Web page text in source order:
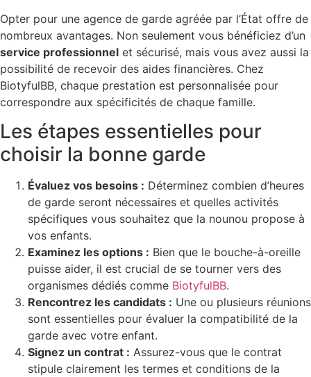
Opter pour une agence de garde agréée par l’État offre de
nombreux avantages. Non seulement vous bénéficiez d’un
service professionnel et sécurisé, mais vous avez aussi la
possibilité de recevoir des aides financières. Chez
BiotyfulBB, chaque prestation est personnalisée pour
correspondre aux spécificités de chaque famille.
Les étapes essentielles pour
choisir la bonne garde
Évaluez vos besoins : Déterminez combien d’heures
de garde seront nécessaires et quelles activités
spécifiques vous souhaitez que la nounou propose à
vos enfants.
Examinez les options : Bien que le bouche-à-oreille
puisse aider, il est crucial de se tourner vers des
organismes dédiés comme BiotyfulBB.
Rencontrez les candidats : Une ou plusieurs réunions
sont essentielles pour évaluer la compatibilité de la
garde avec votre enfant.
Signez un contrat : Assurez-vous que le contrat
stipule clairement les termes et conditions de la